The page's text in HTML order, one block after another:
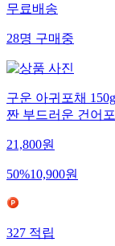
무료배송
28명구매중
구운 아귀포채
짠 부드러운 건어
21,800원
50%10,900원
327적립